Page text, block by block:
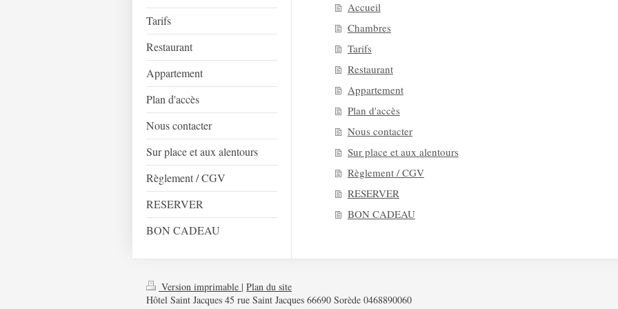
Tarifs
Restaurant
Appartement
Plan d'accès
Nous contacter
Sur place et aux alentours
Règlement / CGV
RESERVER
BON CADEAU
Accueil
Chambres
Tarifs
Restaurant
Appartement
Plan d'accès
Nous contacter
Sur place et aux alentours
Règlement / CGV
RESERVER
BON CADEAU
Version imprimable | Plan du site
Hôtel Saint Jacques 45 rue Saint Jacques 66690 Sorède 0468890060